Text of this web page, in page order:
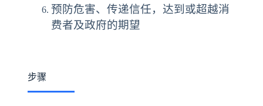
预防危害、传递信任，达到或超越消
费者及政府的期望
步骤